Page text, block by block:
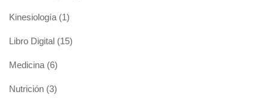
Kinesiología (1)
Libro Digital (15)
Medicina (6)
Nutrición (3)